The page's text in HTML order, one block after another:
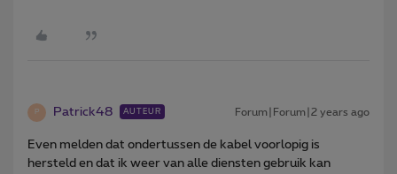
P Patrick48 AUTEUR Forum|Forum|2 years ago
Even melden dat ondertussen de kabel voorlopig is
hersteld en dat ik weer van alle diensten gebruik kan